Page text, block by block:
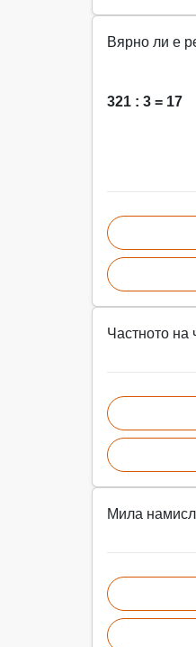
Вярно ли е
321 : 3 = 17
Частното на
Мила